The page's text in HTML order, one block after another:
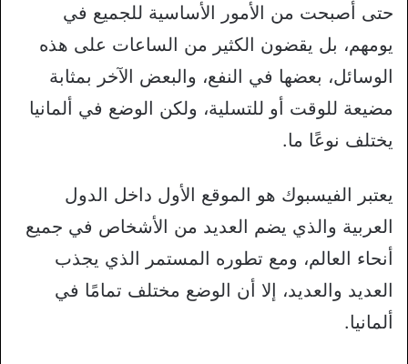
حتى أصبحت من الأمور الأساسية للجميع في
يومهم، بل يقضون الكثير من الساعات على هذه
الوسائل، بعضها في النفع، والبعض الآخر بمثابة
مضيعة للوقت أو للتسلية، ولكن الوضع في ألمانيا
يختلف نوعًا ما.
يعتبر الفيسبوك هو الموقع الأول داخل الدول
العربية والذي يضم العديد من الأشخاص في جميع
أنحاء العالم، ومع تطوره المستمر الذي يجذب
العديد والعديد، إلا أن الوضع مختلف تمامًا في
ألمانيا.